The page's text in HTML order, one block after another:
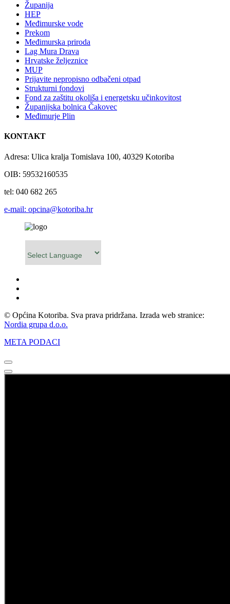
Županija
HEP
Međimurske vode
Prekom
Međimurska priroda
Lag Mura Drava
Hrvatske željeznice
MUP
Prijavite nepropisno odbačeni otpad
Strukturni fondovi
Fond za zaštitu okoliša i energetsku učinkovitost
Županijska bolnica Čakovec
Međimurje Plin
KONTAKT
Adresa: Ulica kralja Tomislava 100, 40329 Kotoriba
OIB: 59532160535
tel: 040 682 265
e-mail: opcina@kotoriba.hr
© Općina Kotoriba. Sva prava pridržana. Izrada web stranice:
Nordia grupa d.o.o.
META PODACI